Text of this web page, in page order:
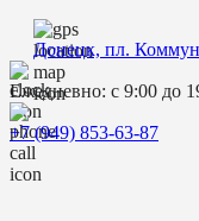
Донецк, пл.
Ежедневно: с 9:00 до
+7 (949) 853-63-87